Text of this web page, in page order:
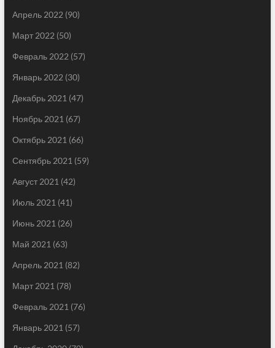
Апрель 2022 (90)
Март 2022 (50)
Февраль 2022 (57)
Январь 2022 (30)
Декабрь 2021 (47)
Ноябрь 2021 (67)
Октябрь 2021 (66)
Сентябрь 2021 (59)
Август 2021 (42)
Июль 2021 (41)
Июнь 2021 (26)
Май 2021 (63)
Апрель 2021 (82)
Март 2021 (78)
Февраль 2021 (76)
Январь 2021 (57)